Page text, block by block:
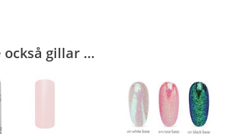
också gillar …